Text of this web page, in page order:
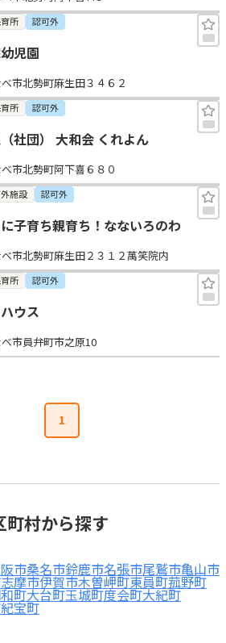
所 認可外
児園
市北勢町麻生田３４６２
所 認可外
社団） 大和会 くれよん
市北勢町阿下喜６８０
施設 認可外
子育ち親育ち！なないろのわ
市北勢町麻生田２３１２萬笑院内
所 認可外
ウス
市員弁町市之原10
1
町村から探す
市桑名市鈴鹿市名張市尾鷲市亀山市
志摩市伊賀市木曽岬町東員町菰野町
町大台町玉城町度会町大紀町
紀宝町